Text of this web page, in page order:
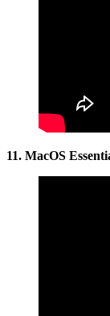
11. MacOS